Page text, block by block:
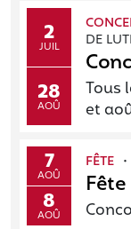
2
JUIL
28
AOÛ
DE
Tous
et
7
AOÛ
8
AOÛ
FÊTE ·